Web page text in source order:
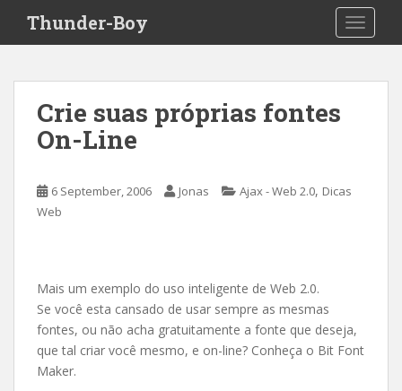
i
Thunder-Boy
Crie suas próprias fontes
On-Line
6 September, 2006 Jonas Ajax - Web 2.0, Dicas
Web
Mais um exemplo do uso inteligente de Web 2.0.
Se você esta cansado de usar sempre as mesmas
fontes, ou não acha gratuitamente a fonte que deseja,
que tal criar você mesmo, e on-line? Conheça o Bit Font
Maker.